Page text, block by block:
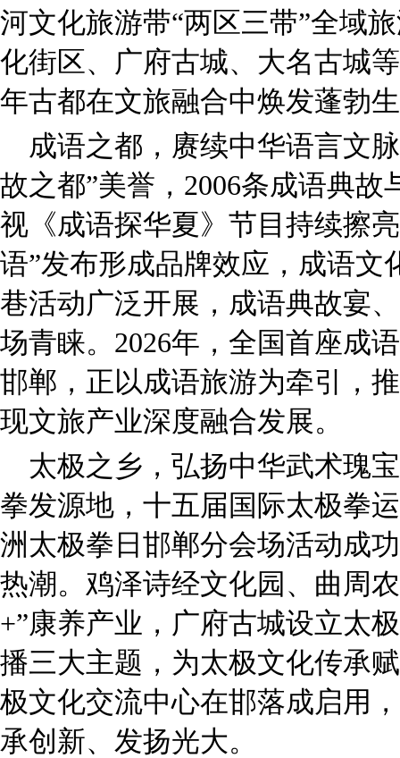
河文化旅游带“两区三带”全域
化街区、广府古城、大名古城
年古都在文旅融合中焕发蓬勃
成语之都，赓续中华语言文
故之都”美誉，2006条成语典
视《成语探华夏》节目持续擦
语”发布形成品牌效应，成语文
巷活动广泛开展，成语典故宴
场青睐。2026年，全国首座成
邯郸，正以成语旅游为牵引，
现文旅产业深度融合发展。
太极之乡，弘扬中华武术瑰
拳发源地，十五届国际太极拳
洲太极拳日邯郸分会场活动成
热潮。鸡泽诗经文化园、曲周
+”康养产业，广府古城设立太
播三大主题，为太极文化传承
极文化交流中心在邯落成启用
承创新、发扬光大。